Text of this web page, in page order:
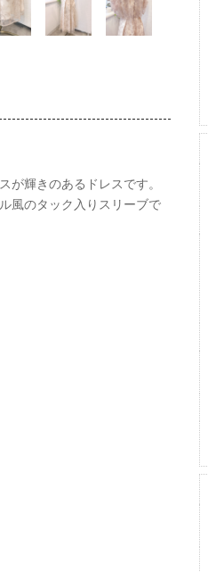
輝きのあるドレスです。
風のタック入りスリーブで